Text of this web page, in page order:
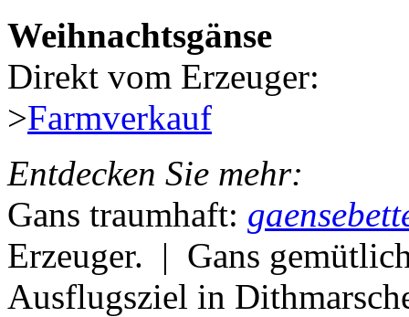
Weihnachtsgänse
Direkt vom Erzeuger:
>Farmverkauf
Entdecken Sie mehr:
Gans traumhaft:
Erzeuger. | Gans
Ausflugsziel in